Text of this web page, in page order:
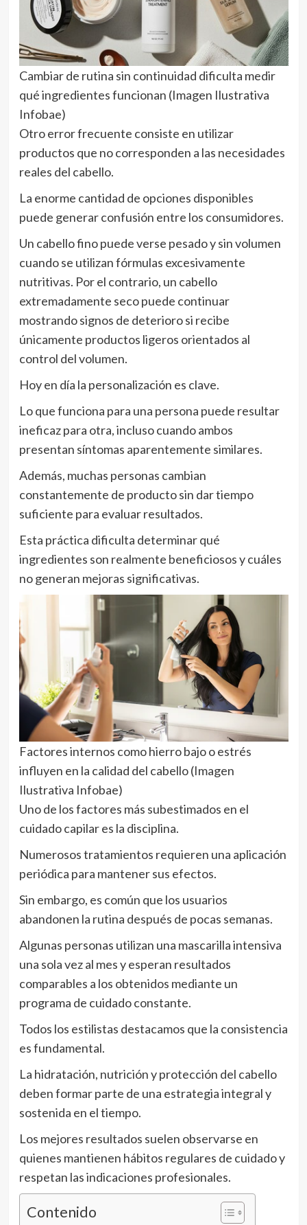
Cambiar de rutina sin continuidad dificulta medir
qué ingredientes funcionan (Imagen Ilustrativa
Infobae)
Otro error frecuente consiste en utilizar
productos que no corresponden a las necesidades
reales del cabello.
La enorme cantidad de opciones disponibles
puede generar confusión entre los consumidores.
Un cabello fino puede verse pesado y sin volumen
cuando se utilizan fórmulas excesivamente
nutritivas. Por el contrario, un cabello
extremadamente seco puede continuar
mostrando signos de deterioro si recibe
únicamente productos ligeros orientados al
control del volumen.
Hoy en día la personalización es clave.
Lo que funciona para una persona puede resultar
ineficaz para otra, incluso cuando ambos
presentan síntomas aparentemente similares.
Además, muchas personas cambian
constantemente de producto sin dar tiempo
suficiente para evaluar resultados.
Esta práctica dificulta determinar qué
ingredientes son realmente beneficiosos y cuáles
no generan mejoras significativas.
Factores internos como hierro bajo o estrés
influyen en la calidad del cabello (Imagen
Ilustrativa Infobae)
Uno de los factores más subestimados en el
cuidado capilar es la disciplina.
Numerosos tratamientos requieren una aplicación
periódica para mantener sus efectos.
Sin embargo, es común que los usuarios
abandonen la rutina después de pocas semanas.
Algunas personas utilizan una mascarilla intensiva
una sola vez al mes y esperan resultados
comparables a los obtenidos mediante un
programa de cuidado constante.
Todos los estilistas destacamos que la consistencia
es fundamental.
La hidratación, nutrición y protección del cabello
deben formar parte de una estrategia integral y
sostenida en el tiempo.
Los mejores resultados suelen observarse en
quienes mantienen hábitos regulares de cuidado y
respetan las indicaciones profesionales.
Contenido